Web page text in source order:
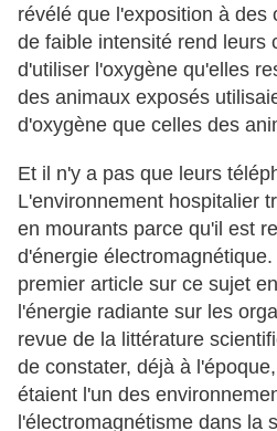
révélé que l'exposition à des
de faible intensité rend leurs
d'utiliser l'oxygène qu'elles
des animaux exposés
d'oxygène que celles des
Et il n'y a pas que leurs
L'environnement hospitalier
en mourants parce qu'il est
d'énergie
premier article sur ce sujet
l'énergie radiante sur les
revue de la littérature
de constater, déjà à
étaient l'un des
l'électromagnétisme dans la